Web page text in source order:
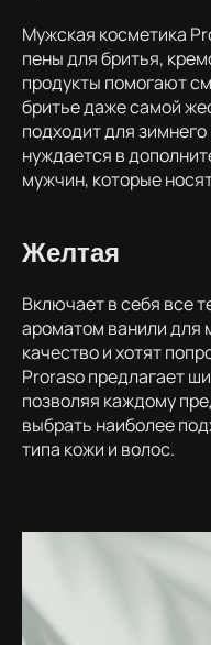
Мужская косметика
пены для бритья,
продукты помогают
бритье даже самой
подходит для
нуждается в
мужчин, которые
Желтая
Включает в себя все
ароматом ванили для
качество и хотят
Proraso предлагает
позволяя каждому
выбрать наиболее
типа кожи и волос.